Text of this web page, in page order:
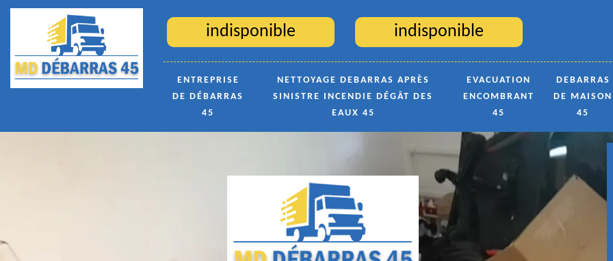
indisponible indisponible
ENTREPRISE
DE DÉBARRAS
45
NETTOYAGE DEBARRAS APRÈS
SINISTRE INCENDIE DÉGÂT DES
EAUX 45
EVACUATION
ENCOMBRANT
45
DEBARRAS
DE MAISON
45